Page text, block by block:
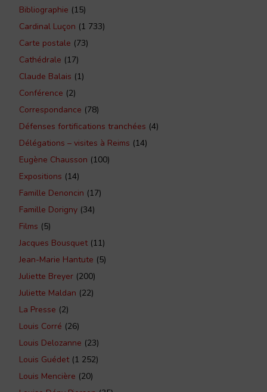
Bibliographie (15)
Cardinal Luçon (1 733)
Carte postale (73)
Cathédrale (17)
Claude Balais (1)
Conférence (2)
Correspondance (78)
Défenses fortifications tranchées (4)
Délégations – visites à Reims (14)
Eugène Chausson (100)
Expositions (14)
Famille Denoncin (17)
Famille Dorigny (34)
Films (5)
Jacques Bousquet(11)
Jean-Marie Hantute (5)
Juliette Breyer (200)
Juliette Maldan (22)
La Presse (2)
Louis Corré (26)
Louis Delozanne (23)
Louis Guédet(1 252)
Louis Mencière (20)